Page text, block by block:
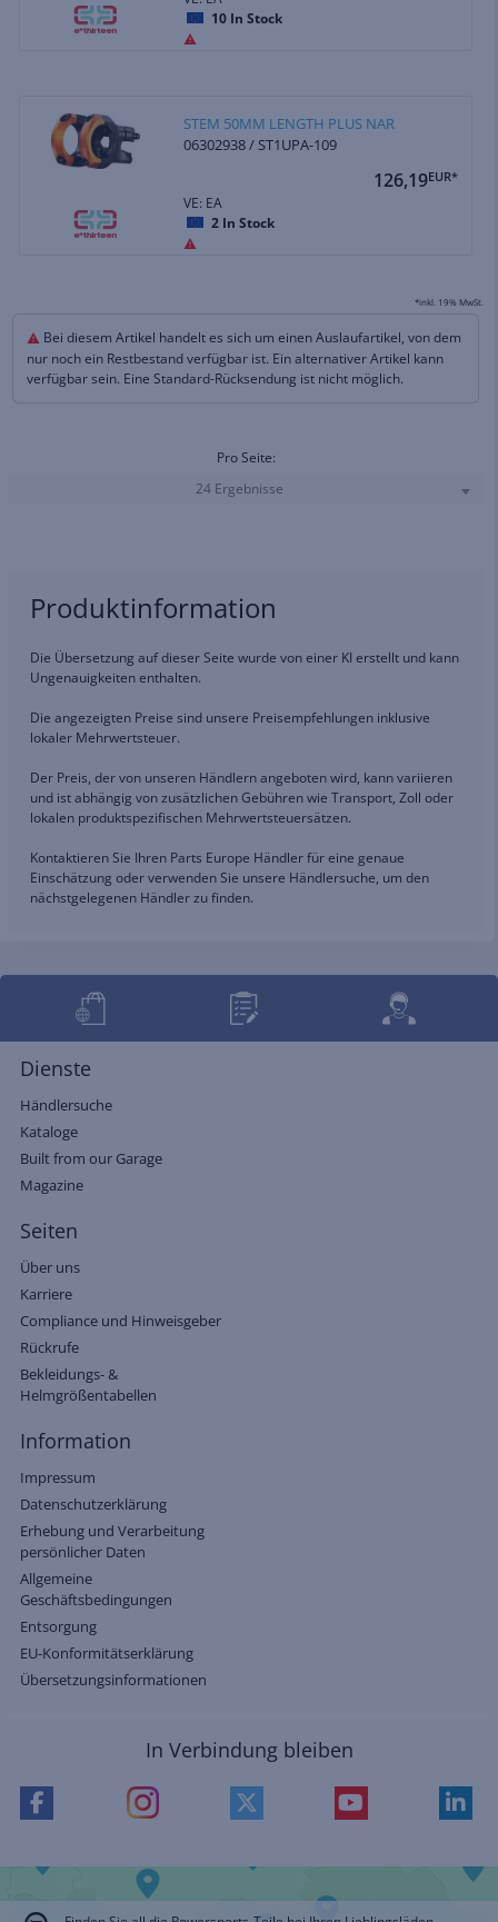
10 In Stock
STEM 50MM LENGTH PLUS NAR
06302938 / ST1UPA-109
126,19EUR*
VE: EA
2 In Stock
*inkl. 19% MwSt.
Bei diesem Artikel handelt es sich um einen Auslaufartikel, von dem
nur noch ein Restbestand verfügbar ist. Ein alternativer Artikel kann
verfügbar sein. Eine Standard-Rücksendung ist nicht möglich.
Pro Seite:
24 Ergebnisse
Produktinformation
Die Übersetzung auf dieser Seite wurde von einer KI erstellt und kann
Ungenauigkeiten enthalten.
Die angezeigten Preise sind unsere Preisempfehlungen inklusive
lokaler Mehrwertsteuer.
Der Preis, der von unseren Händlern angeboten wird, kann variieren
und ist abhängig von zusätzlichen Gebühren wie Transport, Zoll oder
lokalen produktspezifischen Mehrwertsteuersätzen.
Kontaktieren Sie Ihren Parts Europe Händler für eine genaue
Einschätzung oder verwenden Sie unsere Händlersuche, um den
nächstgelegenen Händler zu finden.
Dienste
Händlersuche
Kataloge
Built from our Garage
Magazine
Seiten
Über uns
Karriere
Compliance und Hinweisgeber
Rückrufe
Bekleidungs- &
Helmgrößentabellen
Information
Impressum
Datenschutzerklärung
Erhebung und Verarbeitung
persönlicher Daten
Allgemeine
Geschäftsbedingungen
Entsorgung
EU-Konformitätserklärung
Übersetzungsinformationen
In Verbindung bleiben